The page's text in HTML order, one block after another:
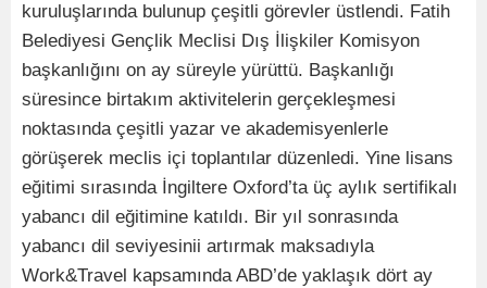
kuruluşlarında bulunup çeşitli görevler üstlendi. Fatih
Belediyesi Gençlik Meclisi Dış İlişkiler Komisyon
başkanlığını on ay süreyle yürüttü. Başkanlığı
süresince birtakım aktivitelerin gerçekleşmesi
noktasında çeşitli yazar ve akademisyenlerle
görüşerek meclis içi toplantılar düzenledi. Yine lisans
eğitimi sırasında İngiltere Oxford’ta üç aylık sertifikalı
yabancı dil eğitimine katıldı. Bir yıl sonrasında
yabancı dil seviyesinii artırmak maksadıyla
Work&Travel kapsamında ABD’de yaklaşık dört ay